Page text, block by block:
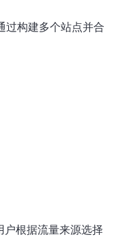
过构建多个站点并合
户根据流量来源选择